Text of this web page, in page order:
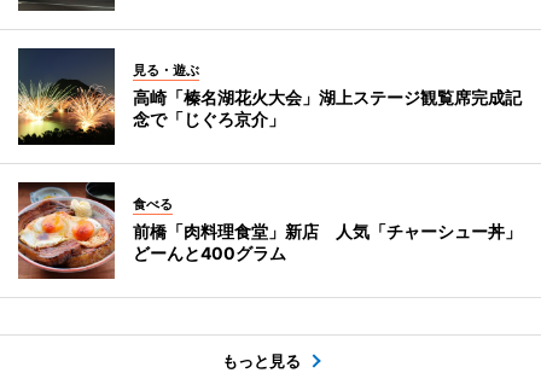
見る・遊ぶ
高崎「榛名湖花火大会」湖上ステージ観覧席完成記
念で「じぐろ京介」
食べる
前橋「肉料理食堂」新店 人気「チャーシュー丼」
どーんと400グラム
もっと見る